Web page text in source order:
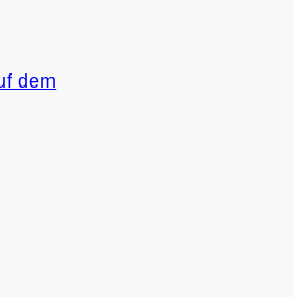
dem